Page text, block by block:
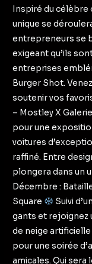
Inspiré du célèbre
unique se
entrepreneurs se
exigeant qu’ils
entreprises
Burger Shot.
soutenir vos
– Mostley X Galerie
pour une
voitures
raffiné. Entre
plongera dans un
Décembre :
Square
Suivi
gants et rejoignez
de neige artificielle
pour une soirée
amicales. Qui sera